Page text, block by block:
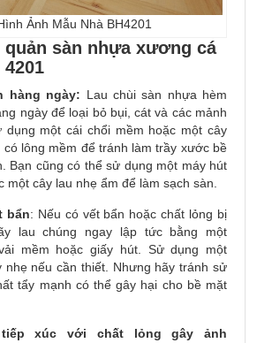
Ảnh Mẫu Nhà BH4201
quản sàn nhựa xương cá
4201
hàng ngày: Lau chùi sàn nhựa hèm
ngày để loại bỏ bụi, cát và các mảnh
dụng một cái chổi mềm hoặc một cây
có lông mềm để tránh làm trầy xước bề
Bạn cũng có thể sử dụng một máy hút
một cây lau nhẹ ẩm để làm sạch sàn.
bẩn: Nếu có vết bẩn hoặc chất lỏng bị
lau chúng ngay lập tức bằng một
mềm hoặc giấy hút. Sử dụng một
nhẹ nếu cần thiết. Nhưng hãy tránh sử
tẩy mạnh có thể gây hại cho bề mặt
tiếp xúc với chất lỏng gây ảnh